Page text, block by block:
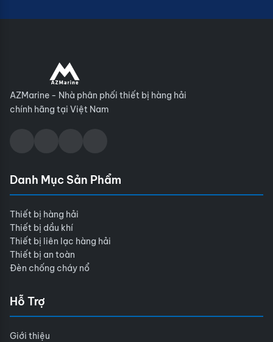
AZMarine - Nhà phân phối thiết bị hàng hải
chính hãng tại Việt Nam
Danh Mục Sản Phẩm
Thiết bị hàng hải
Thiết bị dầu khí
Thiết bị liên lạc hàng hải
Thiết bị an toàn
Đèn chống cháy nổ
Hỗ Trợ
Giới thiệu